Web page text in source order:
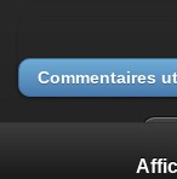
Commentaires